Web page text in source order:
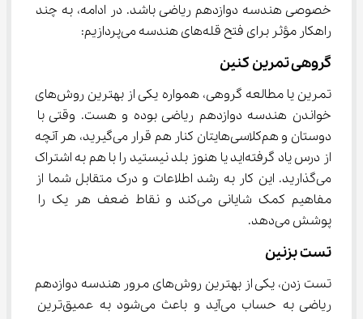
خصوصی هندسه دوازدهم ریاضی باشد. در ادامه، به چند
راهکار مؤثر برای فتح قله‌های هندسه می‌پردازیم:
گروهی تمرین کنین
تمرین یا مطالعه گروهی، همواره یکی از بهترین روش‌های
خواندن هندسه دوازدهم ریاضی بوده و هست. وقتی با
دوستان و هم‌کلاسی‌هایتان کنار هم قرار می‌گیرید، هر آنچه
از درس یاد گرفته‌اید یا هنوز بلد نیستید را با هم به اشتراک
می‌گذارید. این کار به رشد اطلاعات و درک متقابل شما از
مفاهیم کمک شایانی می‌کند و نقاط ضعف هر یک را
پوشش می‌دهد.
تست بزنین
تست زدن، یکی از بهترین روش‌های مرور هندسه دوازدهم
ریاضی به حساب می‌آید و باعث می‌شود به عمیق‌ترین